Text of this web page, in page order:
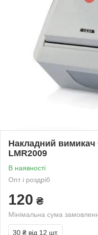
Накладний вимикач
LMR2009
В наявності
Опт і роздріб
120 ₴
Мінімальна сума
30 ₴ від 12 шт.